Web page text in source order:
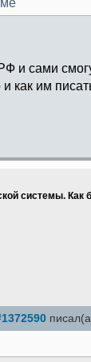
и сами
и как им
системы. Как